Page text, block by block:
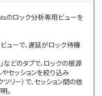
のロック分析専用ビューを
ビューで、遅延がロック待機
などのタブで、ロックの根源
セッションを絞り込み
ツリー）で、セッション間の依
。